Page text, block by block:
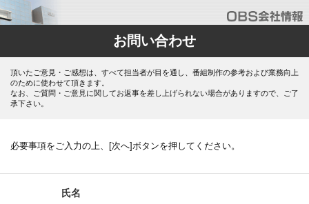
お問い合わせ
頂いたご意見・ご感想は、すべて担当者が目を通し、番組制作の参考および業務向上
のために使わせて頂きます。
なお、ご質問・ご意見に関してお返事を差し上げられない場合がありますので、ご了
承下さい。
必要事項をご入力の上、[次へ]ボタンを押してください。
氏名